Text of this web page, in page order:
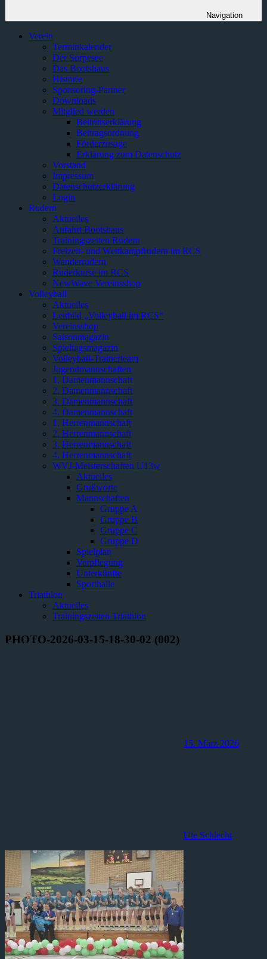
Navigation
Verein
Terminkalender
Der Sorpesee
Das Bootshaus
Historie
Sponsoring-Partner
Downloads
Mitglied werden
Beitrittserklärung
Beitragsordnung
Förderzusage
Erklärung zum Datenschutz
Vorstand
Impressum
Datenschutzerklärung
Login
Rudern
Aktuelles
Anfahrt Bootshaus
Trainingszeiten Rudern
Freizeit- und Wettkampfrudern im RCS
Wanderrudern
Ruderkurse im RCS
NewWave Vereinsshop
Volleyball
Aktuelles
Leitbild „Volleyball im RCS“
Vereinsshop
Saisonmagazin
Spieltagsmagazin
Volleyball-Trainerteam
Jugendmannschaften
1. Damenmannschaft
2. Damenmannschaft
3. Damenmannschaft
4. Damenmannschaft
1. Herrenmannschaft
2. Herrenmannschaft
3. Herrenmannschaft
4. Herrenmannschaft
WVJ-Meisterschaften U13w
Aktuelles
Grußworte
Mannschaften
Gruppe A
Gruppe B
Gruppe C
Gruppe D
Spielplan
Verpflegung
Unterkünfte
Sporthalle
Triathlon
Aktuelles
Trainingszeiten Triathlon
PHOTO-2026-03-15-18-30-02 (002)
15. März 2026
Ute Schlecht